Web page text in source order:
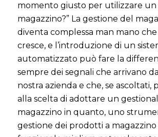
momento giusto per utilizzare un
magazzino?” La gestione del
diventa complessa man mano che
cresce, e l’introduzione di un
automatizzato può fare la
sempre dei segnali che arrivano
nostra azienda e che, se ascoltati,
alla scelta di adottare un
magazzino in quanto, uno
gestione dei prodotti a magazzino